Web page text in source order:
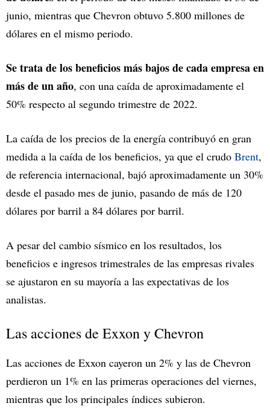
junio, mientras que Chevron obtuvo 5.800 millones de
dólares en el mismo periodo.
Se trata de los beneficios más bajos de cada empresa en
más de un año, con una caída de aproximadamente el
50% respecto al segundo trimestre de 2022.
La caída de los precios de la energía contribuyó en gran
medida a la caída de los beneficios, ya que el crudo Brent,
de referencia internacional, bajó aproximadamente un 30%
desde el pasado mes de junio, pasando de más de 120
dólares por barril a 84 dólares por barril.
A pesar del cambio sísmico en los resultados, los
beneficios e ingresos trimestrales de las empresas rivales
se ajustaron en su mayoría a las expectativas de los
analistas.
Las acciones de Exxon y Chevron
Las acciones de Exxon cayeron un 2% y las de Chevron
perdieron un 1% en las primeras operaciones del viernes,
mientras que los principales índices subieron.